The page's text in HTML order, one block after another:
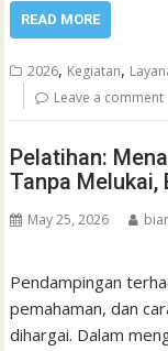
READ MORE
2026, Kegiatan,
Leave a comment
Pelatihan:
Tanpa Melukai,
May 25, 2026
Pendampingan
pemahaman, dan
dihargai. Dalam